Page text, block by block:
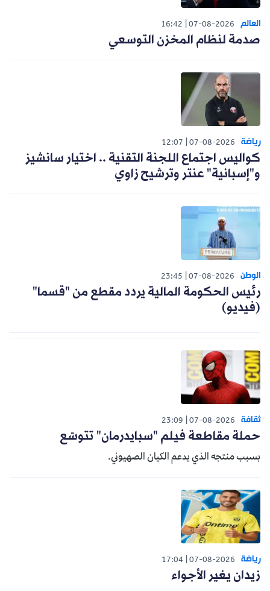
العالم 07-08-2026
16:42
صدمة لنظام المخزن التوسعي
رياضة 07-08-2026
12:07
كواليس اجتماع اللجنة التقنية .. اختيار سانشيز
و"إسبانية" عنتر وترشيح زاوي
الوطن 07-08-2026
23:45
رئيس الحكومة المالية يردد مقطع من "قسما"
(فيديو)
ثقافة 07-08-2026
23:09
حملة مقاطعة فيلم "سبايدرمان" تتوسّع
بسبب منتجه الذي يدعم الكيان الصهيوني.
رياضة 07-08-2026
17:04
زيدان يغير الأجواء